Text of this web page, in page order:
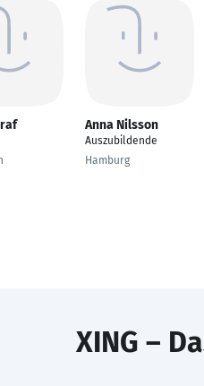
Anna Nilsson
Auszubildende
Hamburg
XING –